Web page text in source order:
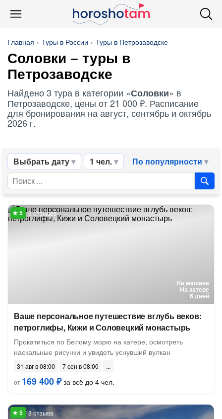
Главная Туры в России Туры в Петрозаводске
Соловки – туры в
Петрозаводске
Найдено 3 тура в категории «Соловки» в
Петрозаводске, цены от 21 000 ₽. Расписание
для бронирования на август, сентябрь и октябрь
2026 г.
Выбрать дату 1 чел. По популярности
На машине
На катере
6 дней
6 отзывов
Ваше персональное путешествие вглубь веков:
петроглифы, Кижи и Соловецкий монастырь
Прокатиться по Белому морю на катере, осмотреть
наскальные рисунки и увидеть уснувший вулкан
31 авг в 08:00
7 сен в 08:00
от 169 400 ₽за всё до 4 чел.
3 отзыва